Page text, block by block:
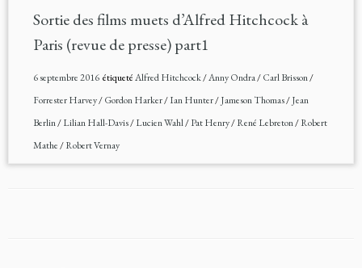
Sortie des films muets d’Alfred Hitchcock à
Paris (revue de presse) part1
6 septembre 2016étiquetéAlfred Hitchcock/Anny Ondra/Carl Brisson/
Forrester Harvey/Gordon Harker/Ian Hunter/Jameson Thomas/Jean
Berlin/Lilian Hall-Davis/Lucien Wahl/Pat Henry/René Lebreton/Robert
Mathe/Robert Vernay